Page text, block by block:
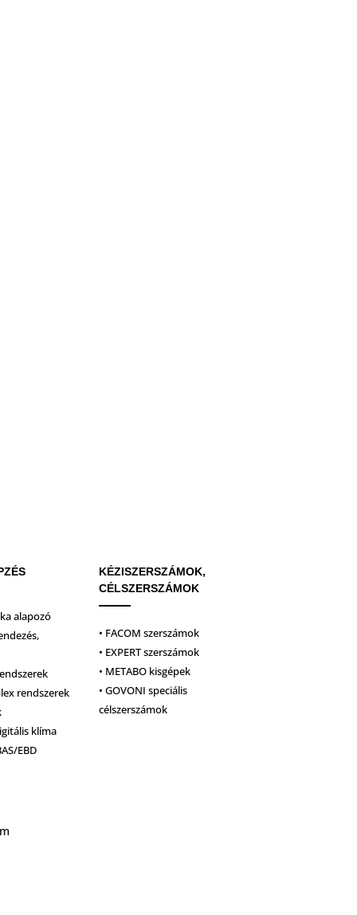
alapozó
rendszerek
klíma
EBD
KÉZISZERSZÁMOK,
CÉLSZERSZÁMOK
• FACOM szerszámok
• EXPERT szerszámok
• METABO kisgépek
• GOVONI speciális
célszerszámok